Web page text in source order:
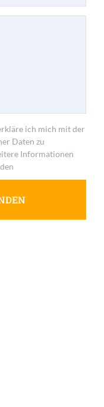
ich mich mit der
Daten zu
Informationen